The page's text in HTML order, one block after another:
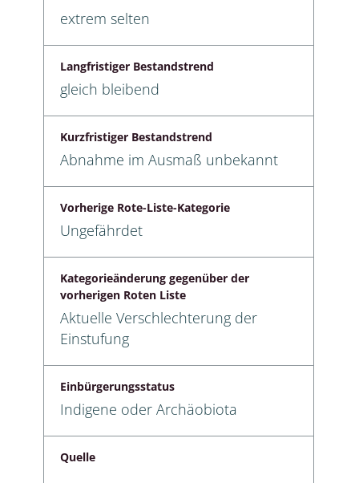
extrem selten
Langfristiger Bestandstrend
gleich bleibend
Kurzfristiger Bestandstrend
Abnahme im Ausmaß unbekannt
Vorherige Rote-Liste-Kategorie
Ungefährdet
Kategorieänderung gegenüber der
vorherigen Roten Liste
Aktuelle Verschlechterung der
Einstufung
Einbürgerungsstatus
Indigene oder Archäobiota
Quelle